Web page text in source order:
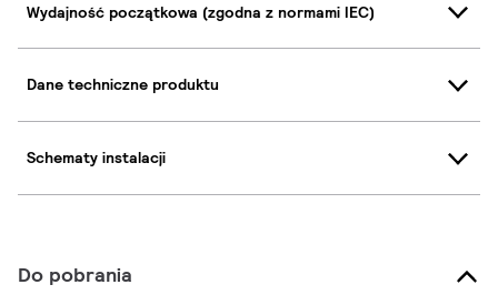
Wydajność początkowa (zgodna z normami IEC)
Dane techniczne produktu
Schematy instalacji
Do pobrania